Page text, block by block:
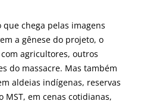
chega pelas imagens
a gênese do projeto, o
agricultores, outros
do massacre. Mas também
aldeias indígenas, reservas
MST, em cenas cotidianas,